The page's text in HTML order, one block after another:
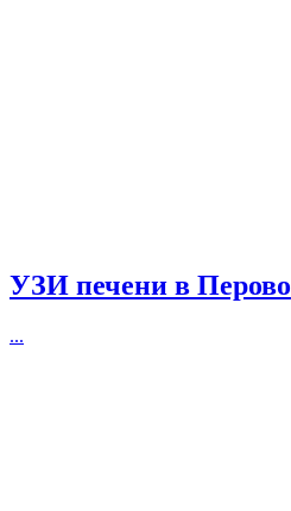
УЗИ печени в Перово
...